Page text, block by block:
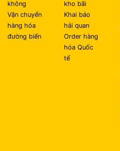
không
Vận chuyển
hàng hóa
đường biển
kho bãi
Khai báo
hải quan
Order hàng
hóa Quốc
tế